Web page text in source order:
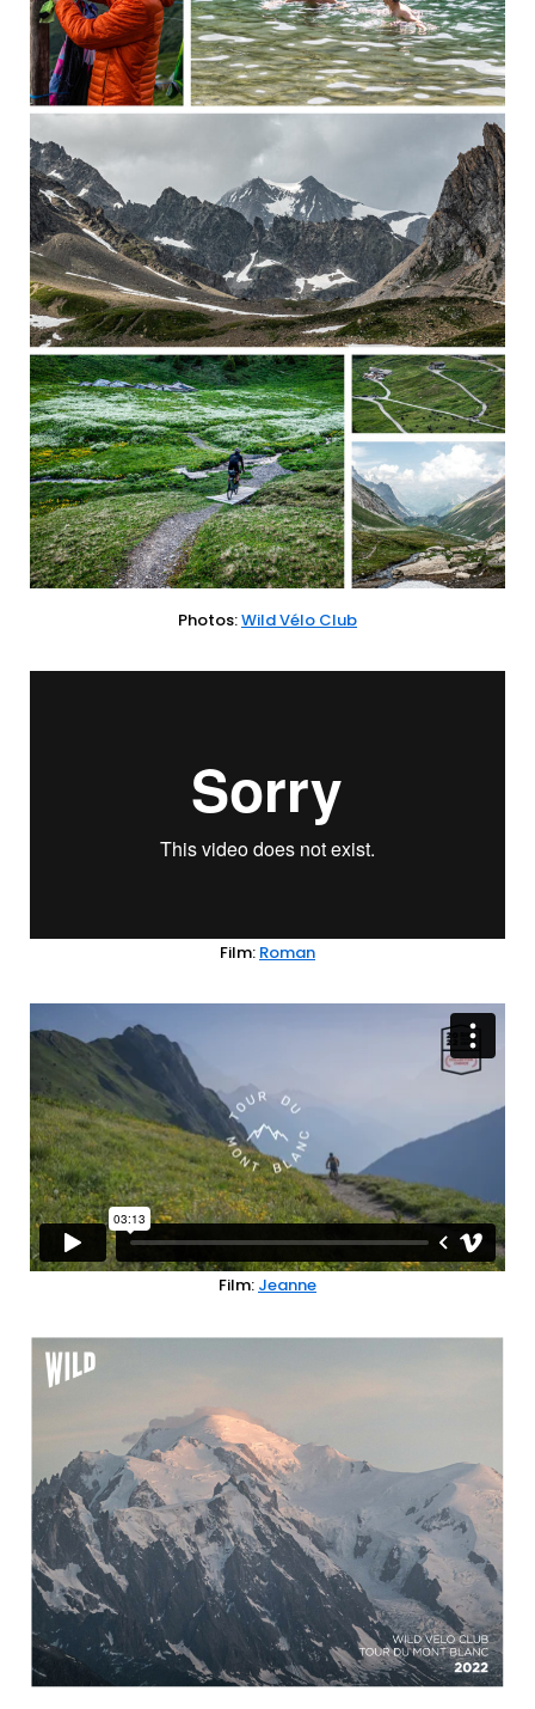
Photos:Wild Vélo Club
Film: Roman
Film: Jeanne